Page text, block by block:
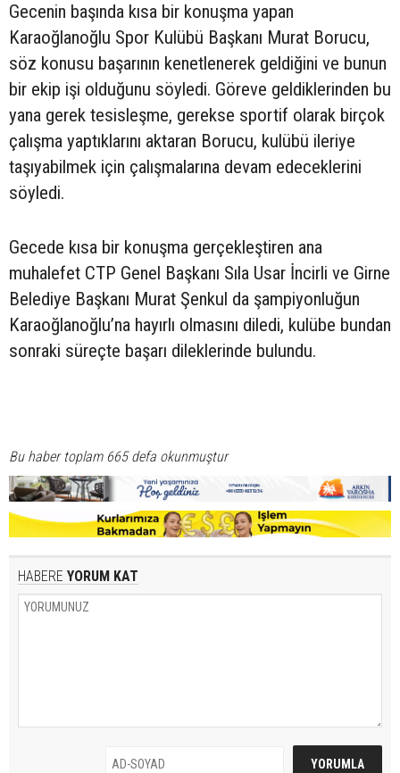
Gecenin başında kısa bir konuşma yapan
Karaoğlanoğlu Spor Kulübü Başkanı Murat Borucu,
söz konusu başarının kenetlenerek geldiğini ve bunun
bir ekip işi olduğunu söyledi. Göreve geldiklerinden bu
yana gerek tesisleşme, gerekse sportif olarak birçok
çalışma yaptıklarını aktaran Borucu, kulübü ileriye
taşıyabilmek için çalışmalarına devam edeceklerini
söyledi.
Gecede kısa bir konuşma gerçekleştiren ana
muhalefet CTP Genel Başkanı Sıla Usar İncirli ve Girne
Belediye Başkanı Murat Şenkul da şampiyonluğun
Karaoğlanoğlu’na hayırlı olmasını diledi, kulübe bundan
sonraki süreçte başarı dileklerinde bulundu.
Bu haber toplam 665 defa okunmuştur
HABERE YORUM KAT